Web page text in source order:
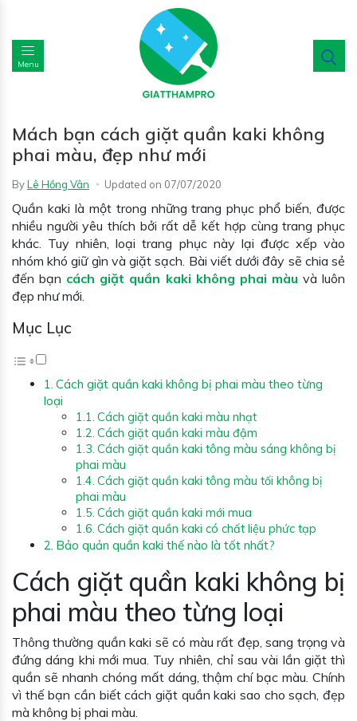
Menu
Mách bạn cách giặt quần kaki không
phai màu, đẹp như mới
ByLê Hồng Vân Updated on 07/07/2020
Quần kaki là một trong những trang phục phổ biến, được
nhiều người yêu thích bởi rất dễ kết hợp cùng trang phục
khác. Tuy nhiên, loại trang phục này lại được xếp vào
nhóm khó giữ gìn và giặt sạch. Bài viết dưới đây sẽ chia sẻ
đến bạn cách giặt quần kaki không phai màu và luôn
đẹp như mới.
Mục Lục
Cách giặt quần kaki không bị phai màu theo từng
loại
Cách giặt quần kaki màu nhạt
Cách giặt quần kaki màu đậm
Cách giặt quần kaki tông màu sáng không bị
phai màu
Cách giặt quần kaki tông màu tối không bị
phai màu
Cách giặt quần kaki mới mua
Cách giặt quần kaki có chất liệu phức tạp
Bảo quản quần kaki thế nào là tốt nhất?
Cách giặt quần kaki không bị
phai màu theo từng loại
Thông thường quần kaki sẽ có màu rất đẹp, sang trọng và
đứng dáng khi mới mua. Tuy nhiên, chỉ sau vài lần giặt thì
quần sẽ nhanh chóng mất dáng, thậm chí bạc màu. Chính
vì thế bạn cần biết cách giặt quần kaki sao cho sạch, đẹp
mà không bị phai màu.